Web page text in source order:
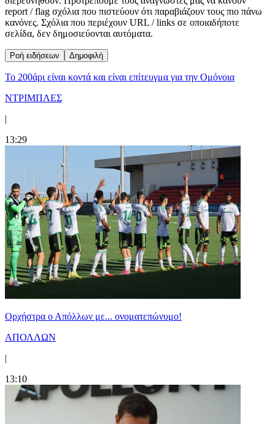
report / flag σχόλια που πιστεύουν ότι παραβιάζουν τους πιο πάνω
κανόνες. Σχόλια που περιέχουν URL / links σε οποιαδήποτε
σελίδα, δεν δημοσιεύονται αυτόματα.
Ροή ειδήσεων Δημοφιλή
Το 200άρι είναι κοντά και είναι επίτευγμα για την Ομόνοια
ΝΤΡΙΜΠΛΕΣ
|
13:29
Ορχήστρα o Aπόλλων με... ονοματεπώνυμο!
ΑΠΟΛΛΩΝ
|
13:10